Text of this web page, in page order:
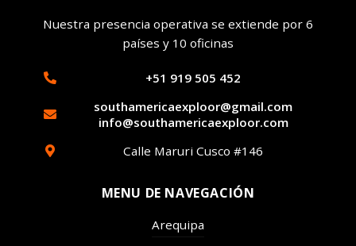
Nuestra presencia operativa se extiende por 6
países y 10 oficinas
+51 919 505 452
southamericaexploor@gmail.com
info@southamericaexploor.com
Calle Maruri Cusco #146
MENU DE NAVEGACIÓN
Arequipa